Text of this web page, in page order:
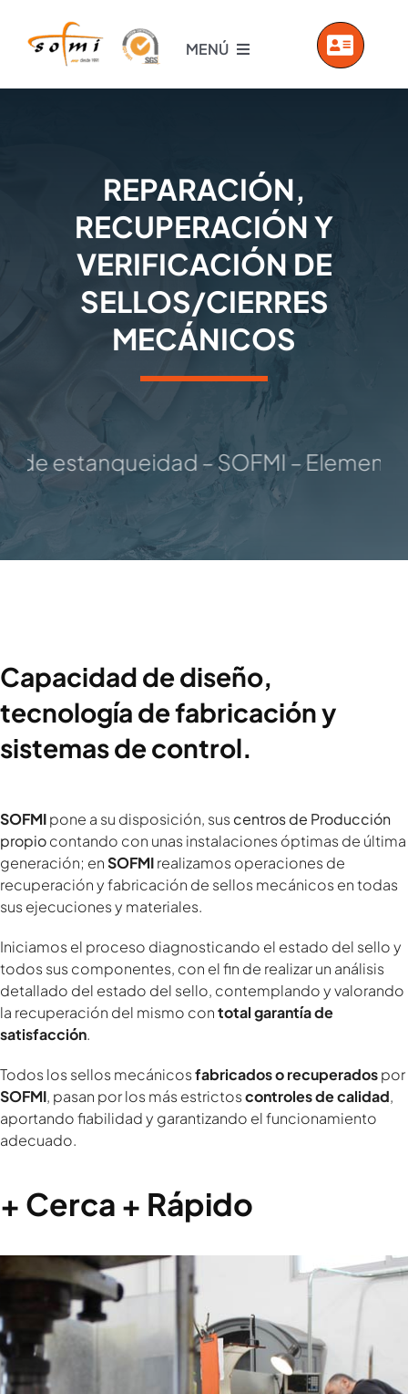
contenido
MENÚ
PRODUCTOS
SERVICIOS
REPARACIÓN,
RECUPERACIÓN Y
VERIFICACIÓN DE
SELLOS/CIERRES
MECÁNICOS
estanqueidad – SOFMI – Elementos
Capacidad de diseño,
tecnología de fabricación y
sistemas de control.
SOFMIpone a su disposición, sus centros de Producción
propiocontando con unas instalaciones óptimas de última
generación; enSOFMIrealizamos operaciones de
recuperación y fabricación de sellos mecánicos en todas
sus ejecuciones y materiales.
Iniciamos el proceso diagnosticando el estado del sello y
todos sus componentes, con el fin de realizar un análisis
detallado del estado del sello, contemplando y valorando
la recuperación del mismo contotal garantía de
satisfacción.
Todos los sellos mecánicosfabricados o recuperadospor
SOFMI, pasan por los más estrictoscontroles de calidad,
aportando fiabilidad y garantizando el funcionamiento
adecuado.
+ Cerca + Rápido